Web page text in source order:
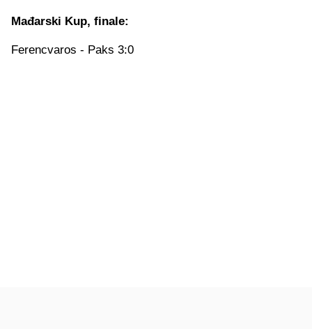
Mađarski Kup, finale:
Ferencvaros - Paks 3:0